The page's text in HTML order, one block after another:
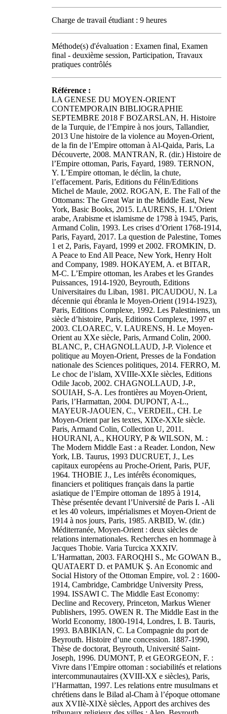
Charge de travail étudiant : 9 heures
Méthode(s) d'évaluation : Examen final, Examen
final - deuxième session, Participation, Travaux
pratiques contrôlés
Référence :
LA GENESE DU MOYEN-ORIENT
CONTEMPORAIN BIBLIOGRAPHIE
SEPTEMBRE 2018 F BOZARSLAN, H. Histoire
de la Turquie, de l’Empire à nos jours, Tallandier,
2013 Une histoire de la violence au Moyen-Orient,
de la fin de l’Empire ottoman à Al-Qaida, Paris, La
Découverte, 2008. MANTRAN, R. (dir.) Histoire de
l’Empire ottoman, Paris, Fayard, 1989. TERNON,
Y. L’Empire ottoman, le déclin, la chute,
l’effacement. Paris, Editions du Félin/Editions
Michel de Maule, 2002. ROGAN, E. The Fall of the
Ottomans: The Great War in the Middle East, New
York, Basic Books, 2015. LAURENS, H. L’Orient
arabe, Arabisme et islamisme de 1798 à 1945, Paris,
Armand Colin, 1993. Les crises d’Orient 1768-1914,
Paris, Fayard, 2017. La question de Palestine, Tomes
1 et 2, Paris, Fayard, 1999 et 2002. FROMKIN, D.
A Peace to End All Peace, New York, Henry Holt
and Company, 1989. HOKAYEM, A. et BITAR,
M-C. L’Empire ottoman, les Arabes et les Grandes
Puissances, 1914-1920, Beyrouth, Editions
Universitaires du Liban, 1981. PICAUDOU, N. La
décennie qui ébranla le Moyen-Orient (1914-1923),
Paris, Editions Complexe, 1992. Les Palestiniens, un
siècle d’histoire, Paris, Editions Complexe, 1997 et
2003. CLOAREC, V. LAURENS, H. Le Moyen-
Orient au XXe siècle, Paris, Armand Colin, 2000.
BLANC, P., CHAGNOLLAUD, J-P. Violence et
politique au Moyen-Orient, Presses de la Fondation
nationale des Sciences politiques, 2014. FERRO, M.
Le choc de l’islam, XVIIIe-XXIe siècles, Editions
Odile Jacob, 2002. CHAGNOLLAUD, J-P.,
SOUIAH, S-A. Les frontières au Moyen-Orient,
Paris, l’Harmattan, 2004. DUPONT, A-L.,
MAYEUR-JAOUEN, C., VERDEIL, CH. Le
Moyen-Orient par les textes, XIXe-XXIe siècle.
Paris, Armand Colin, Collection U, 2011.
HOURANI, A., KHOURY, P & WILSON, M. :
The Modern Middle East : a Reader. London, New
York, I.B. Taurus, 1993 DUCRUET, J., Les
capitaux européens au Proche-Orient, Paris, PUF,
1964. THOBIE J., Les intérêts économiques,
financiers et politiques français dans la partie
asiatique de l’Empire ottoman de 1895 à 1914,
Thèse présentée devant l’Université de Paris I. -Ali
et les 40 voleurs, impérialismes et Moyen-Orient de
1914 à nos jours, Paris, 1985. ARBID, W. (dir.)
Méditerranée, Moyen-Orient : deux siècles de
relations internationales. Recherches en hommage à
Jacques Thobie. Varia Turcica XXXIV.
L’Harmattan, 2003. FAROQHI S., Mc GOWAN B.,
QUATAERT D. et PAMUK Ş. An Economic and
Social History of the Ottoman Empire, vol. 2 : 1600-
1914, Cambridge, Cambridge University Press,
1994. ISSAWI C. The Middle East Economy:
Decline and Recovery, Princeton, Markus Wiener
Publishers, 1995. OWEN R. The Middle East in the
World Economy, 1800-1914, Londres, I. B. Tauris,
1993. BABIKIAN, C. La Compagnie du port de
Beyrouth. Histoire d’une concession. 1887-1990,
Thèse de doctorat, Beyrouth, Université Saint-
Joseph, 1996. DUMONT, P. et GEORGEON, F. :
Vivre dans l’Empire ottoman : sociabilités et relations
intercommunautaires (XVIII-XX e siècles), Paris,
l’Harmattan, 1997. Les relations entre musulmans et
chrétiens dans le Bilad al-Cham à l’époque ottomane
aux XVIIè-XIXè siècles, Apport des archives des